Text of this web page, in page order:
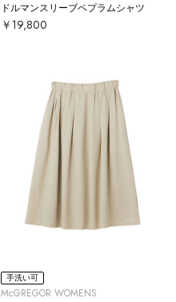
ドルマンスリーブペプラムシャツ
￥19,800
手洗い可
McGREGOR WOMENS